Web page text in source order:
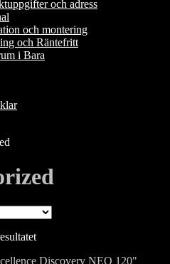
och adress
och montering
och Räntefritt
i Bara